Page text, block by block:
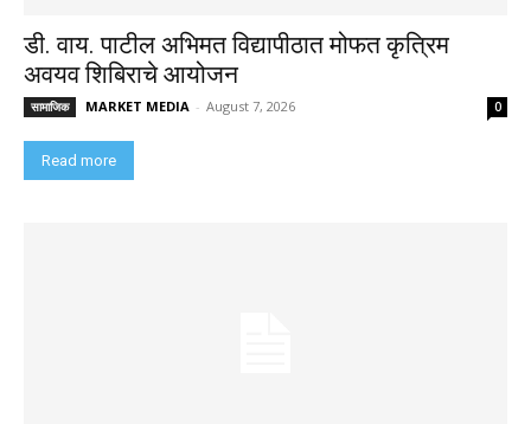
डी. वाय. पाटील अभिमत विद्यापीठात मोफत कृत्रिम
अवयव शिबिराचे आयोजन
सामाजिक MARKET MEDIA - August 7, 2026 0
Read more